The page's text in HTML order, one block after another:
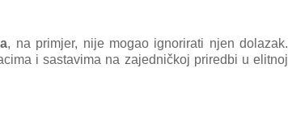
, na primjer, nije mogao ignorirati njen dolazak.
i sastavima na zajedničkoj priredbi u elitnoj